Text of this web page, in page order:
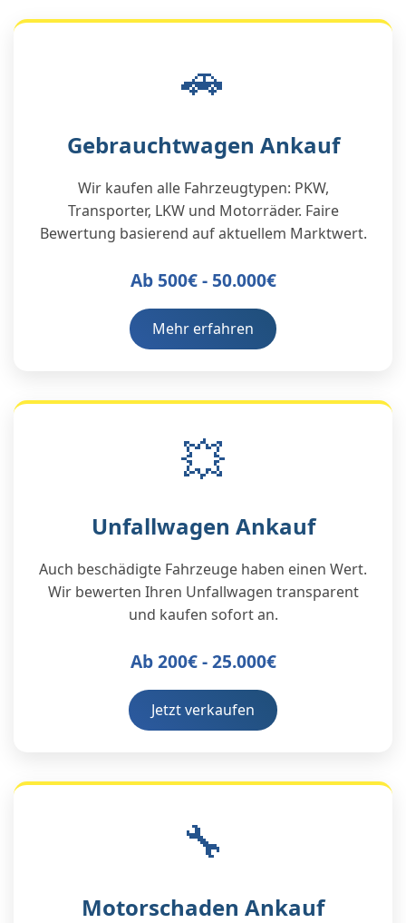
🚗
Gebrauchtwagen Ankauf
Wir kaufen alle Fahrzeugtypen: PKW,
Transporter, LKW und Motorräder. Faire
Bewertung basierend auf aktuellem Marktwert.
Ab 500€ - 50.000€
Mehr erfahren
💥
Unfallwagen Ankauf
Auch beschädigte Fahrzeuge haben einen Wert.
Wir bewerten Ihren Unfallwagen transparent
und kaufen sofort an.
Ab 200€ - 25.000€
Jetzt verkaufen
🔧
Motorschaden Ankauf